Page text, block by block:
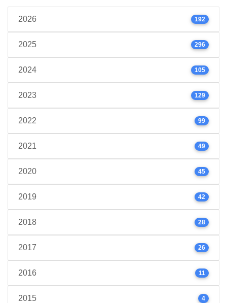
2026 192
2025 296
2024 105
2023 129
2022 99
2021 49
2020 45
2019 42
2018 28
2017 26
2016 11
2015 4